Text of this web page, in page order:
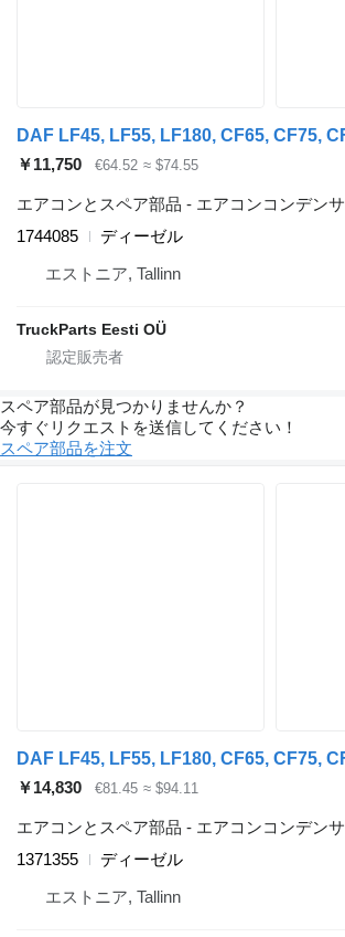
￥11,750 €64.52 ≈ $74.55
エアコンとスペア部品 - エアコンコンデンサ
1744085
ディーゼル
エストニア, Tallinn
TruckParts Eesti OÜ
スペア部品が見つかりませんか？
今すぐリクエストを送信してください！
スペア部品を注文
￥14,830 €81.45 ≈ $94.11
エアコンとスペア部品 - エアコンコンデンサ
1371355
ディーゼル
エストニア, Tallinn